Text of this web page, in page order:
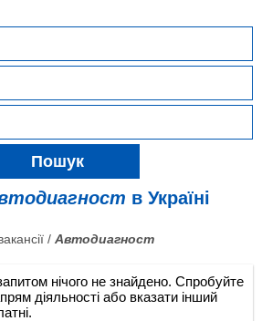
Пошук
в Україні
/ Автодиагност
нічого не знайдено. Спробуйте
діяльності або вказати інший